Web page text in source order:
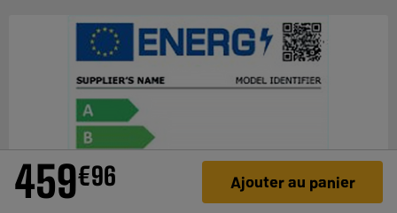
459€96 Ajouter au panier